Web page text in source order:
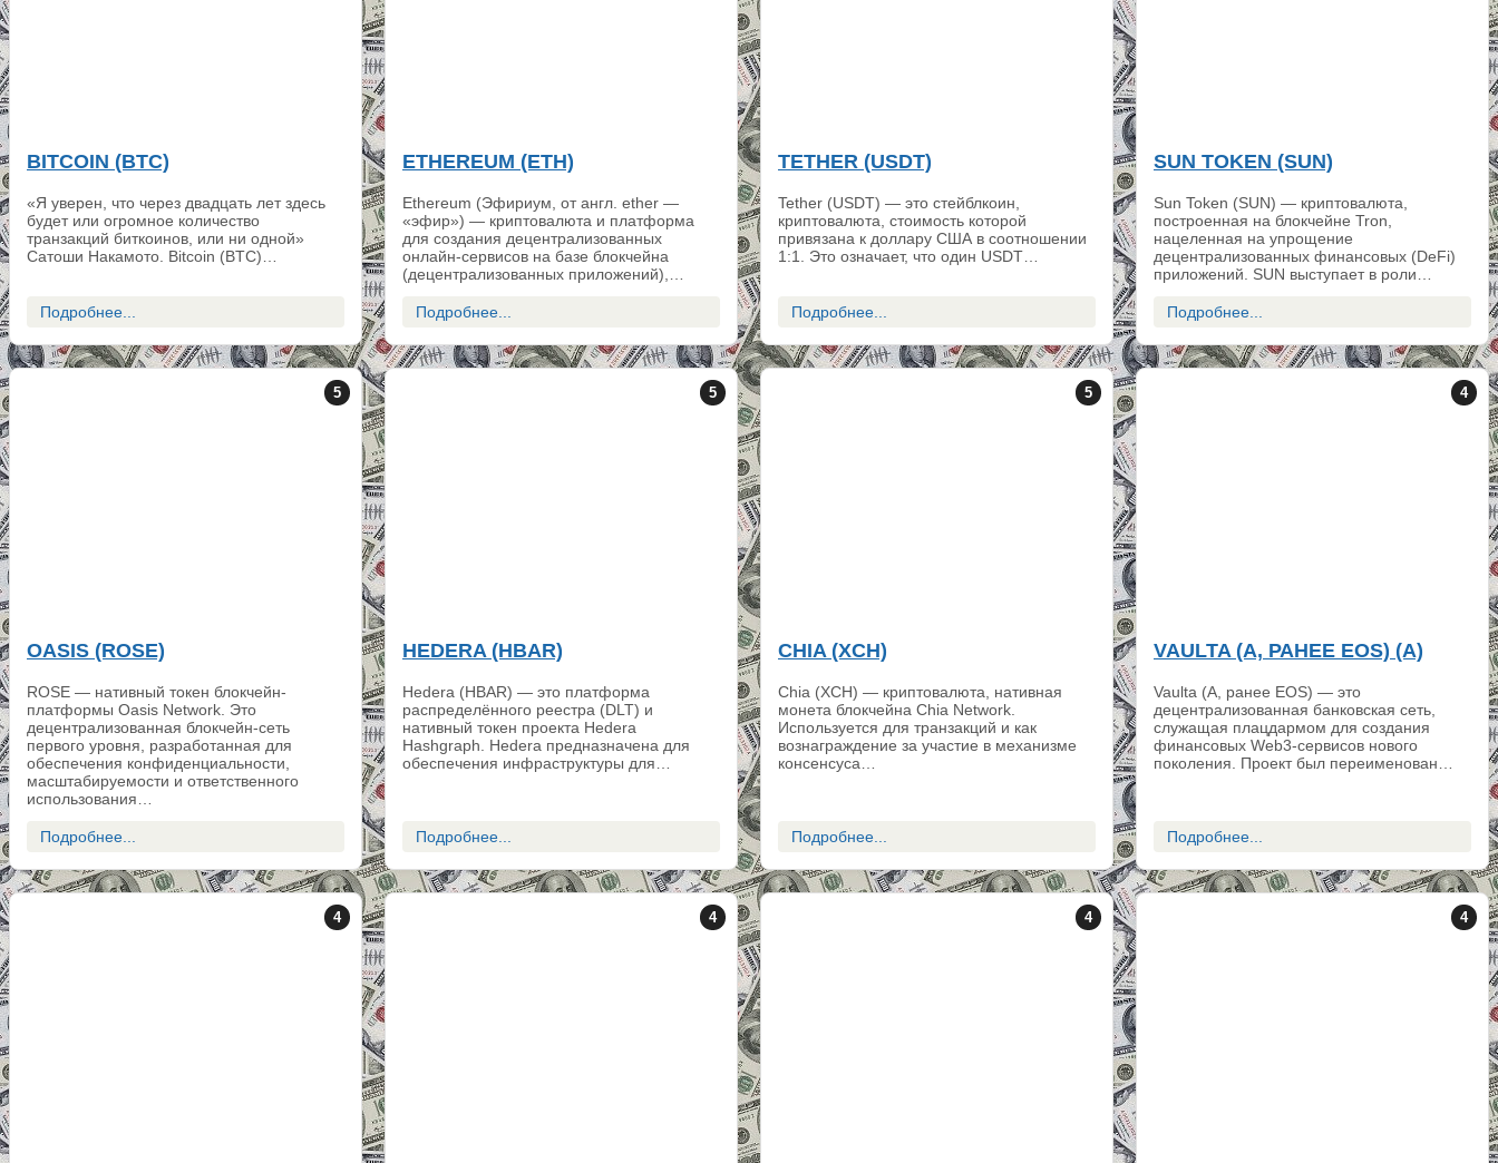
BITCOIN (BTC)
«Я уверен, что через двадцать лет здесь
будет или огромное количество
транзакций биткоинов, или ни одной»
Сатоши Накамото. Bitcoin (BTC)…
Подробнее...
ETHEREUM (ETH)
Ethereum (Эфириум, от англ. ether —
«эфир») — криптовалюта и платформа
для создания децентрализованных
онлайн-сервисов на базе блокчейна
(децентрализованных приложений),…
Подробнее...
TETHER (USDT)
Tether (USDT) — это стейблкоин,
криптовалюта, стоимость которой
привязана к доллару США в соотношении
1:1. Это означает, что один USDT…
Подробнее...
SUN TOKEN (SUN)
Sun Token (SUN) — криптовалюта,
построенная на блокчейне Tron,
нацеленная на упрощение
децентрализованных финансовых (DeFi)
приложений. SUN выступает в роли…
Подробнее...
5
OASIS (ROSE)
ROSE — нативный токен блокчейн-
платформы Oasis Network. Это
децентрализованная блокчейн-сеть
первого уровня, разработанная для
обеспечения конфиденциальности,
масштабируемости и ответственного
использования…
Подробнее...
5
HEDERA (HBAR)
Hedera (HBAR) — это платформа
распределённого реестра (DLT) и
нативный токен проекта Hedera
Hashgraph. Hedera предназначена для
обеспечения инфраструктуры для…
Подробнее...
5
CHIA (XCH)
Chia (XCH) — криптовалюта, нативная
монета блокчейна Chia Network.
Используется для транзакций и как
вознаграждение за участие в механизме
консенсуса…
Подробнее...
4
VAULTA (A, РАНЕЕ EOS) (A)
Vaulta (A, ранее EOS) — это
децентрализованная банковская сеть,
служащая плацдармом для создания
финансовых Web3-сервисов нового
поколения. Проект был переименован…
Подробнее...
4 4 4 4